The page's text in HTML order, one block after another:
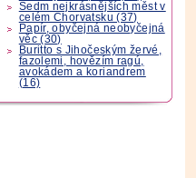
Sedm nejkrásnějších měst v
celém Chorvatsku (37)
Papír, obyčejná neobyčejná
věc (30)
Buritto s Jihočeským žervé,
fazolemi, hovězím ragú,
avokádem a koriandrem
(16)